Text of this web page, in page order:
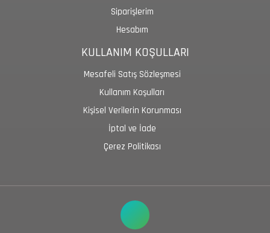
Siparişlerim
Hesabım
KULLANIM KOŞULLARI
Mesafeli Satış Sözleşmesi
Kullanım Koşulları
Kişisel Verilerin Korunması
İptal ve İade
Çerez Politikası